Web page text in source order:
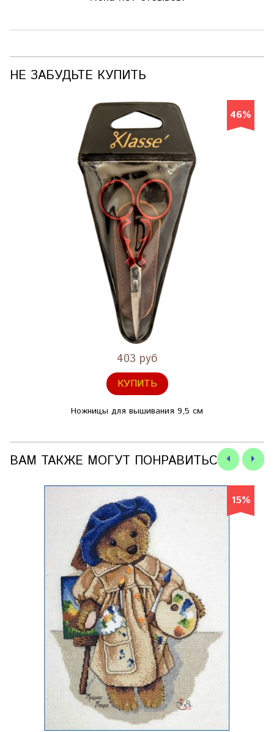
НЕ ЗАБУДЬТЕ КУПИТЬ
46%
403 руб
КУПИТЬ
Ножницы для вышивания 9,5 см
ВАМ ТАКЖЕ МОГУТ ПОНРАВИТЬСЯ
15%